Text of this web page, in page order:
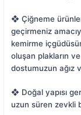
❖ Çiğneme
geçirmeniz
kemirme
oluşan plakların
dostumuzun ağız
❖ Doğal yapısı
uzun süren zevkli